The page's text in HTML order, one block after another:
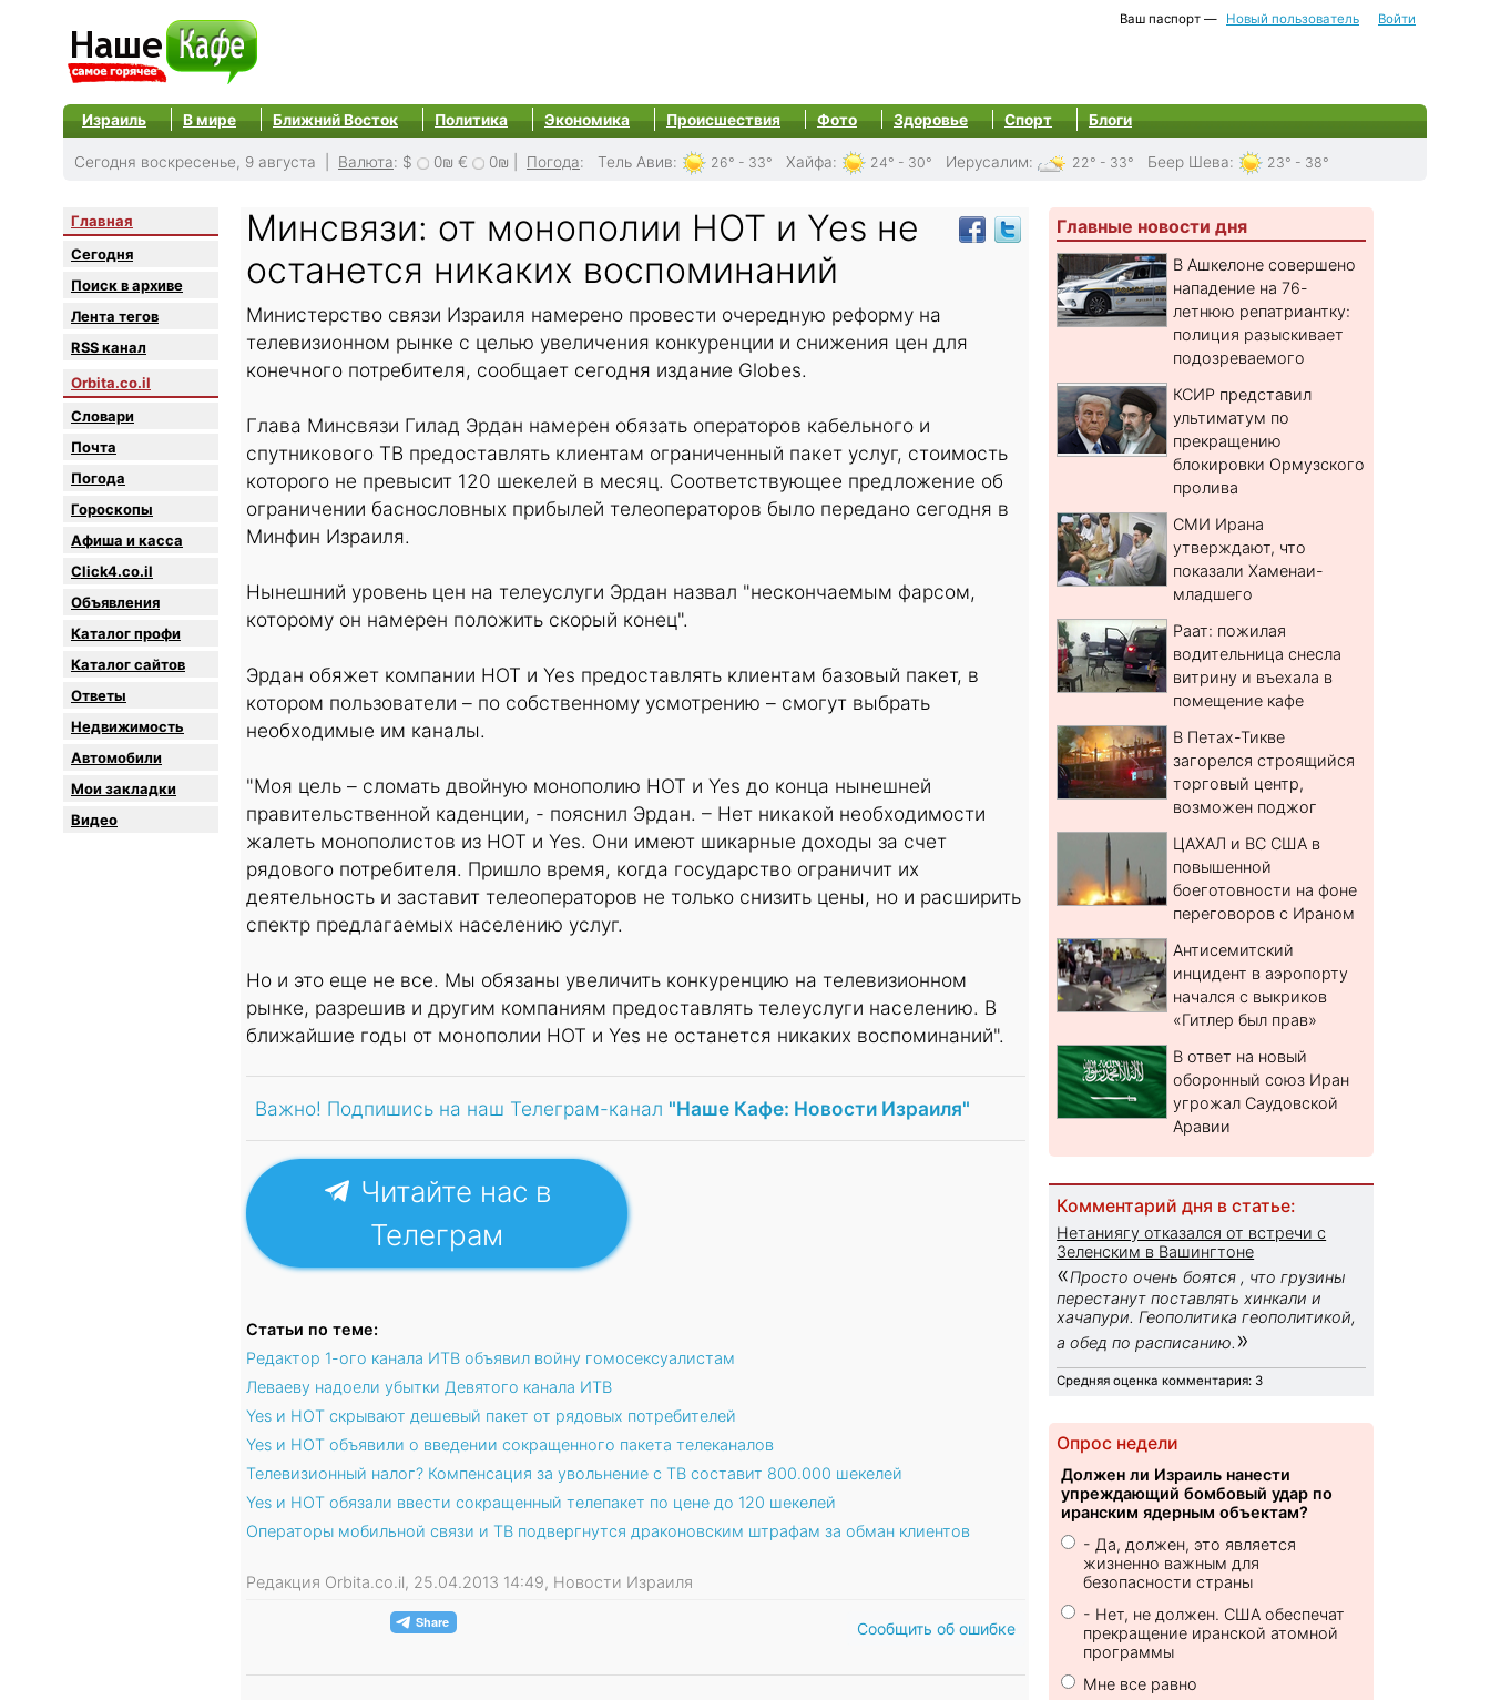
Ваш паспорт — Новый пользователь Войти
Израиль В мире Ближний Восток Политика Экономика Происшествия Фото Здоровье Спорт Блоги
Сегодня воскресенье, 9 августа | Валюта: $ 0₪ € 0₪ Погода: Тель Авив: 26° - 33° Хайфа: 24° - 30° Иерусалим: 22° - 33° Беер Шева: 23° - 38°
Главная
Сегодня
Поиск в архиве
Лента тегов
RSS канал
Orbita.co.il
Словари
Почта
Погода
Гороскопы
Афиша и касса
Click4.co.il
Объявления
Каталог профи
Каталог сайтов
Oтветы
Недвижимость
Автомобили
Мои закладки
Видео
Минсвязи: от монополии HOT и Yes не
останется никаких воспоминаний
Министерство связи Израиля намерено провести очередную реформу на
телевизионном рынке с целью увеличения конкуренции и снижения цен для
конечного потребителя, сообщает сегодня издание Globes.
Глава Минсвязи Гилад Эрдан намерен обязать операторов кабельного и
спутникового ТВ предоставлять клиентам ограниченный пакет услуг, стоимость
которого не превысит 120 шекелей в месяц. Соответствующее предложение об
ограничении баснословных прибылей телеоператоров было передано сегодня в
Минфин Израиля.
Нынешний уровень цен на телеуслуги Эрдан назвал "нескончаемым фарсом,
которому он намерен положить скорый конец".
Эрдан обяжет компании HOT и Yes предоставлять клиентам базовый пакет, в
котором пользователи – по собственному усмотрению – смогут выбрать
необходимые им каналы.
"Моя цель – сломать двойную монополию HOT и Yes до конца нынешней
правительственной каденции, - пояснил Эрдан. – Нет никакой необходимости
жалеть монополистов из HOT и Yes. Они имеют шикарные доходы за счет
рядового потребителя. Пришло время, когда государство ограничит их
деятельность и заставит телеоператоров не только снизить цены, но и расширить
спектр предлагаемых населению услуг.
Но и это еще не все. Мы обязаны увеличить конкуренцию на телевизионном
рынке, разрешив и другим компаниям предоставлять телеуслуги населению. В
ближайшие годы от монополии HOT и Yes не останется никаких воспоминаний".
Важно! Подпишись на наш Телеграм-канал "Наше Кафе: Новости Израиля"
Читайте нас в
Телеграм
Статьи по теме:
Редактор 1-ого канала ИТВ объявил войну гомосексуалистам
Леваеву надоели убытки Девятого канала ИТВ
Yes и HOT скрывают дешевый пакет от рядовых потребителей
Yes и HOT объявили о введении сокращенного пакета телеканалов
Телевизионный налог? Компенсация за увольнение с ТВ составит 800.000 шекелей
Yes и HOT обязали ввести сокращенный телепакет по цене до 120 шекелей
Операторы мобильной связи и ТВ подвергнутся драконовским штрафам за обман клиентов
Редакция Orbita.co.il, 25.04.2013 14:49, Новости Израиля
Сообщить об ошибке
Главные новости дня
В Ашкелоне совершено
нападение на 76-
летнюю репатриантку:
полиция разыскивает
подозреваемого
КСИР представил
ультиматум по
прекращению
блокировки Ормузского
пролива
СМИ Ирана
утверждают, что
показали Хаменаи-
младшего
Раат: пожилая
водительница снесла
витрину и въехала в
помещение кафе
В Петах-Тикве
загорелся строящийся
торговый центр,
возможен поджог
ЦАХАЛ и ВС США в
повышенной
боеготовности на фоне
переговоров с Ираном
Антисемитский
инцидент в аэропорту
начался с выкриков
«Гитлер был прав»
В ответ на новый
оборонный союз Иран
угрожал Саудовской
Аравии
Комментарий дня в статье:
Нетаниягу отказался от встречи с
Зеленским в Вашингтоне
«Просто очень боятся , что грузины
перестанут поставлять хинкали и
хачапури. Геополитика геополитикой,
а обед по расписанию. »
Средняя оценка комментария: 3
Опрос недели
Должен ли Израиль нанести
упреждающий бомбовый удар по
иранским ядерным объектам?
- Да, должен, это является
жизненно важным для
безопасности страны
- Нет, не должен. США обеспечат
прекращение иранской атомной
программы
Мне все равно